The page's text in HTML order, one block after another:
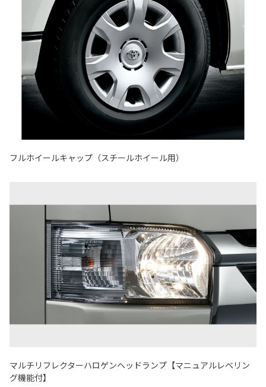
フルホイールキャップ（スチールホイール用）
マルチリフレクターハロゲンヘッドランプ【マニュアルレベリン
グ機能付】